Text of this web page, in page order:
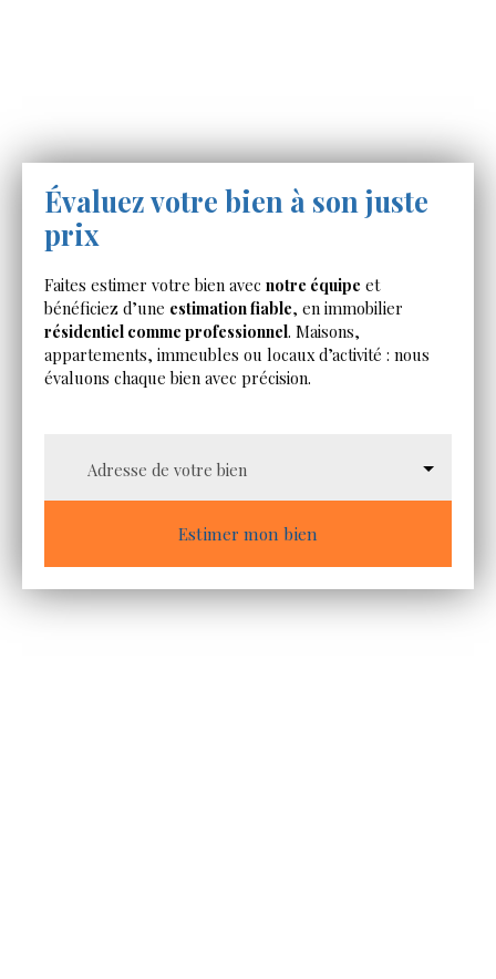
Évaluez votre bien à son juste
prix
Faites estimer votre bien avec notre équipe et
bénéficiez d’une estimation fiable, en immobilier
résidentiel comme professionnel. Maisons,
appartements, immeubles ou locaux d’activité : nous
évaluons chaque bien avec précision.
Adresse de votre bien
Estimer mon bien